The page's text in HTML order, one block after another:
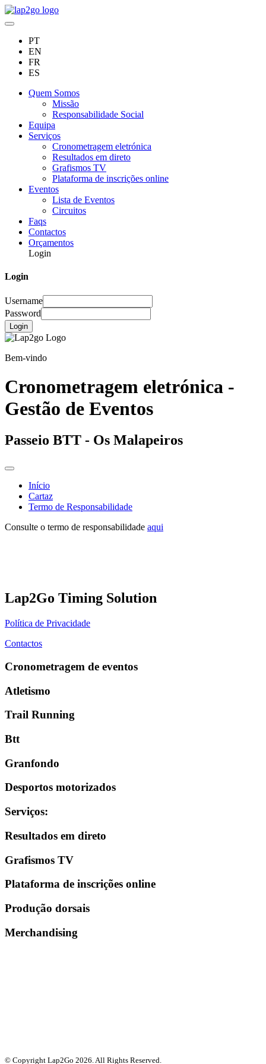
PT
EN
FR
ES
Quem Somos
Missão
Responsabilidade Social
Equipa
Serviços
Cronometragem eletrónica
Resultados em direto
Grafismos TV
Plataforma de inscrições online
Eventos
Lista de Eventos
Circuitos
Faqs
Contactos
Orçamentos
Login
Login
Username
Password
Login
Bem-vindo
Cronometragem eletrónica -
Gestão de Eventos
Passeio BTT - Os Malapeiros
Início
Cartaz
Termo de Responsabilidade
Consulte o termo de responsabilidade aqui
Lap2Go Timing Solution
Política de Privacidade
Contactos
Cronometragem de eventos
Atletismo
Trail Running
Btt
Granfondo
Desportos motorizados
Serviços:
Resultados em direto
Grafismos TV
Plataforma de inscrições online
Produção dorsais
Merchandising
© Copyright Lap2Go 2026. All Rights Reserved.